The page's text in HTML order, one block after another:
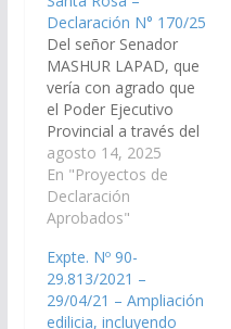
Declaración N° 170/25
Del señor Senador
MASHUR LAPAD, que
vería con agrado que
el Poder Ejecutivo
Provincial a través del
Ministerio de
Seguridad y Justicia, y
de la Jefatura de
Policía dependiente de
Organismo, disponga
las medidas y recursos
necesarios para la
agosto 14, 2025
En "Proyectos de
Declaración
Aprobados"
Expte. Nº 90-
29.813/2021 –
29/04/21 – Ampliación
edilicia, incluyendo